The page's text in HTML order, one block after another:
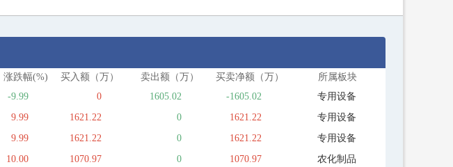
涨跌幅(%) 买入额（万） 卖出额（万） 买卖净额（万）
所属板块
-9.99 0 1605.02 -1605.02
专用设备
9.99 1621.22 0 1621.22
专用设备
9.99 1621.22 0 1621.22
专用设备
10.00 1070.97 0 1070.97
农化制品